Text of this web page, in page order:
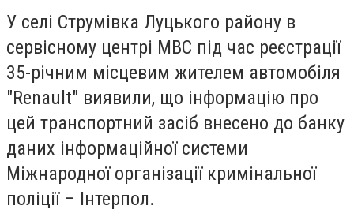
У селі Струмівка Луцького району в
сервісному центрі МВС під час реєстрації
35-річним місцевим жителем автомобіля
"Renault" виявили, що інформацію про
цей транспортний засіб внесено до банку
даних інформаційної системи
Міжнародної організації кримінальної
поліції – Інтерпол.